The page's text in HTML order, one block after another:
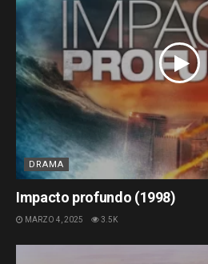
DRAMA
Impacto profundo (1998)
MARZO 4, 2025 3.5K